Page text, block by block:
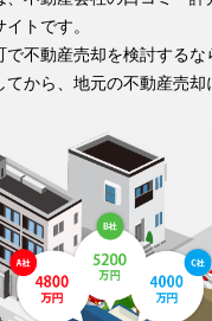
トです。
で不動産売却を検討するな
てから、地元の不動産売